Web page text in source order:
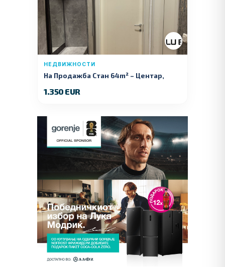
НЕДВИЖНОСТИ
На Продажба Стан 64m² – Центар,
1.350 EUR